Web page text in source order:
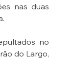
nas duas
no
do Largo,